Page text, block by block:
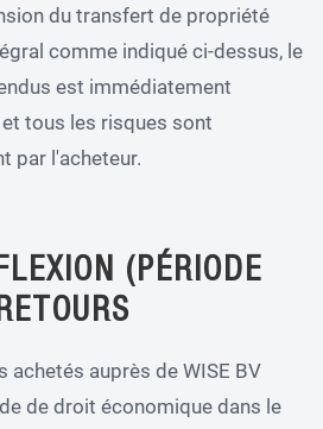
du transfert de propriété
comme indiqué ci-dessus, le
est immédiatement
tous les risques sont
par l'acheteur.
(PÉRIODE
auprès de WISE BV
de droit économique dans le